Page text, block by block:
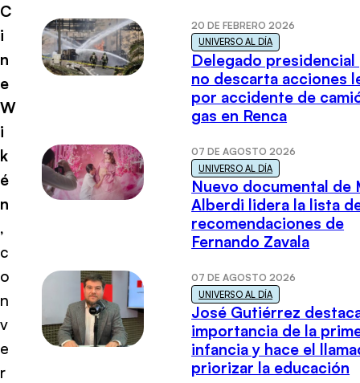
C
i
n
e
W
i
k
é
n
,
c
o
n
v
e
r
20 DE FEBRERO 2026
UNIVERSO AL DÍA
Delegado presidencial
no descarta acciones
por accidente de
gas en Renca
07 DE AGOSTO 2026
UNIVERSO AL DÍA
Nuevo documental de
Alberdi lidera la lista
recomendaciones de
Fernando Zavala
07 DE AGOSTO 2026
UNIVERSO AL DÍA
José Gutiérrez
importancia de la
infancia y hace el
priorizar la educación